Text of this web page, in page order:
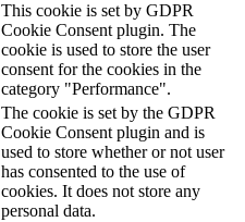
This cookie is set by GDPR
Cookie Consent plugin. The
cookie is used to store the user
consent for the cookies in the
category "Performance".
The cookie is set by the GDPR
Cookie Consent plugin and is
used to store whether or not user
has consented to the use of
cookies. It does not store any
personal data.